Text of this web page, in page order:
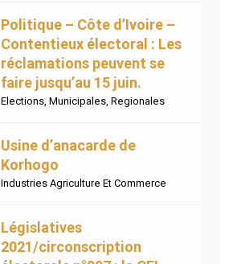
Politique – Côte d’Ivoire –
Contentieux électoral : Les
réclamations peuvent se
faire jusqu’au 15 juin.
Elections Municipales Regionales
Usine d’anacarde de
Korhogo
Industries Agriculture Et Commerce
Législatives
2021/circonscription